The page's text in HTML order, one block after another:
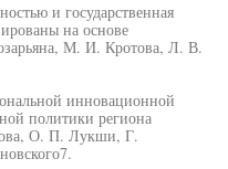
и государственная
на основе
М. И. Кротова, Л. В.
инновационной
политики региона
О. П. Лукши, Г.